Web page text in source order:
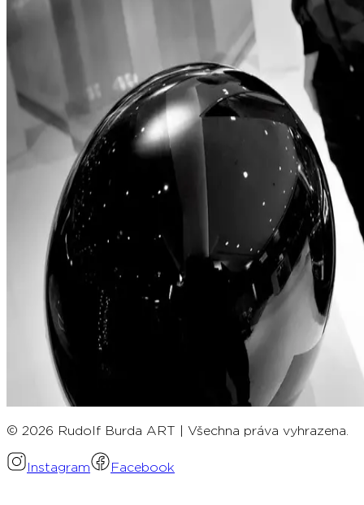
© 2026 Rudolf Burda ART | Všechna práva vyhrazena.
Instagram Facebook